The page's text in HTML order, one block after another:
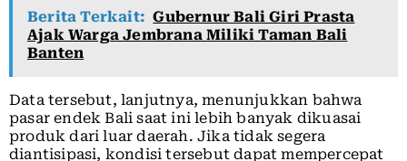
Berita Terkait: Gubernur Bali Giri Prasta
Ajak Warga Jembrana Miliki Taman Bali
Banten
Data tersebut, lanjutnya, menunjukkan bahwa
pasar endek Bali saat ini lebih banyak dikuasai
produk dari luar daerah. Jika tidak segera
diantisipasi, kondisi tersebut dapat mempercepat